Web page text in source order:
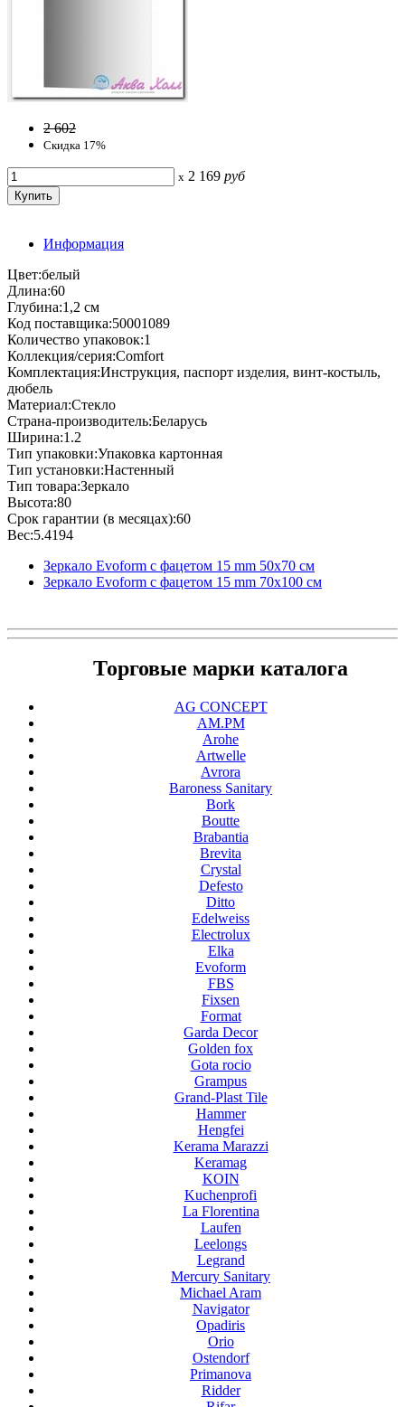
2 602
Скидка 17%
x 2 169 руб
Информация
Цвет:белый
Длина:60
Глубина:1,2 см
Код поставщика:50001089
Количество упаковок:1
Коллекция/серия:Comfort
Комплектация:Инструкция, паспорт изделия, винт-костыль,
дюбель
Материал:Стекло
Страна-производитель:Беларусь
Ширина:1.2
Тип упаковки:Упаковка картонная
Тип установки:Настенный
Тип товара:Зеркало
Высота:80
Срок гарантии (в месяцах):60
Вес:5.4194
Зеркало Evoform с фацетом 15 mm 50х70 см
Зеркало Evoform с фацетом 15 mm 70х100 см
Торговые марки каталога
AG CONCEPT
AM.PM
Arohe
Artwelle
Avrora
Baroness Sanitary
Bork
Boutte
Brabantia
Brevita
Crystal
Defesto
Ditto
Edelweiss
Electrolux
Elka
Evoform
FBS
Fixsen
Format
Garda Decor
Golden fox
Gota rocio
Grampus
Grand-Plast Tile
Hammer
Hengfei
Kerama Marazzi
Keramag
KOIN
Kuchenprofi
La Florentina
Laufen
Leelongs
Legrand
Mercury Sanitary
Michael Aram
Navigator
Opadiris
Orio
Ostendorf
Primanova
Ridder